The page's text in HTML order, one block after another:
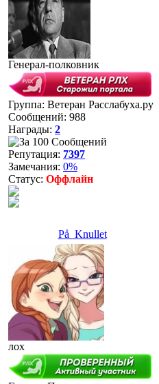
Генерал-полковник
Группа: Ветеран Расслабуха.ру
Сообщений: 988
Награды: 2
Репутация: 7397
Замечания: 0%
Статус: Оффлайн
På_Knullet
лох